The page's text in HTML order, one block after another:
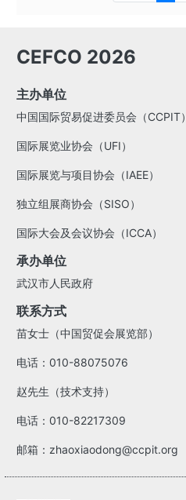
CEFCO 2026
主办单位
中国国际贸易促进委员会（CCPIT）
国际展览业协会（UFI）
国际展览与项目协会（IAEE）
独立组展商协会（SISO）
国际大会及会议协会（ICCA）
承办单位
武汉市人民政府
联系方式
苗女士（中国贸促会展览部）
电话：010-88075076
赵先生（技术支持）
电话：010-82217309
邮箱：zhaoxiaodong@ccpit.org